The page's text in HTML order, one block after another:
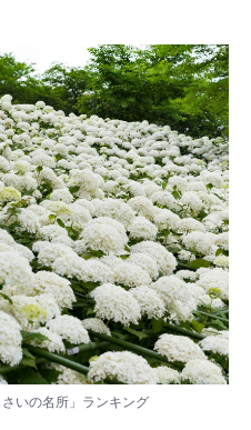
いの名所」ランキング